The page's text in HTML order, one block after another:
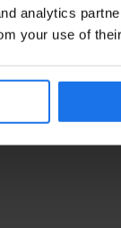
analytics
your use of